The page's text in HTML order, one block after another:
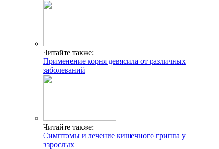
Читайте также:
Применение корня девясила от различных
заболеваний
Читайте также:
Симптомы и лечение кишечного гриппа у
взрослых